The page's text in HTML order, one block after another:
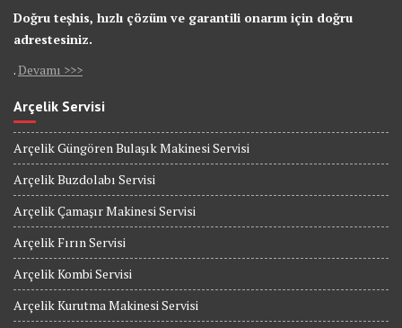
Doğru teşhis, hızlı çözüm ve garantili onarım için doğru
adrestesiniz.
. Devamı >>>
Arçelik Servisi
Arçelik Güngören Bulaşık Makinesi Servisi
Arçelik Buzdolabı Servisi
Arçelik Çamaşır Makinesi Servisi
Arçelik Fırın Servisi
Arçelik Kombi Servisi
Arçelik Kurutma Makinesi Servisi